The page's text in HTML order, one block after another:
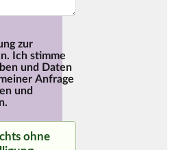
zur
Ich stimme
und Daten
Anfrage
und
ohne